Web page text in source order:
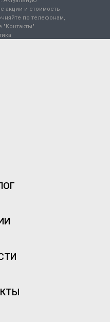
акции и стоимость
по телефонам,
"Контакты"